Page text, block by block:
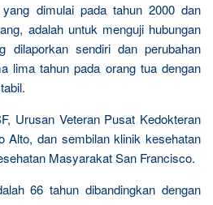
dimulai pada tahun 2000 dan
adalah untuk menguji hubungan
dilaporkan sendiri dan perubahan
lima tahun pada orang tua dengan
Urusan Veteran Pusat Kedokteran
Alto, dan sembilan klinik kesehatan
Masyarakat San Francisco.
66 tahun dibandingkan dengan